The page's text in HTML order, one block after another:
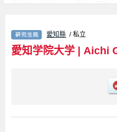
學校的大學學部、大學院、短期
Physical Science、Pharmacy、
收名額、合格人數等考試資訊、
訊息都刊載於此，請務必查閱及利
愛知縣 / 私立
愛知学院大学| Aichi